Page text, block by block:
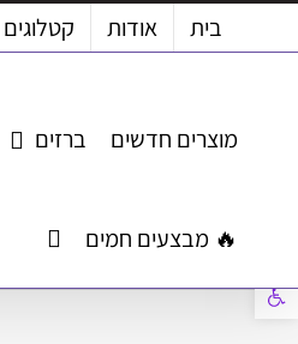
פתח סרגל נגישות
לתוכן
בית אודות קטלוגים
מוצרים חדשים ברזים
🔥 מבצעים חמים